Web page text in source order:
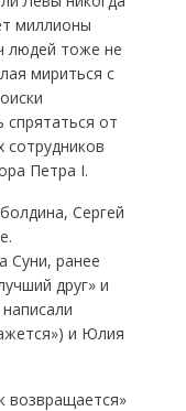
миллионы
людей тоже не
мириться с
спрятаться от
сотрудников
Петра I.
Сергей
Суни, ранее
друг» и
и Юлия